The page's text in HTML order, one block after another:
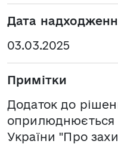
Дата
03.03.2025
Примітки
Додаток до
оприлюднюється
України "Про